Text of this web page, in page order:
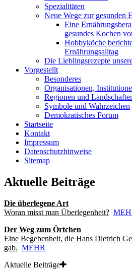
Spezialitäten
Neue Wege zur gesunden
Eine
gesundes Kochen
Hobbyköche
Ernährungsalltag
Die Lieblingsrezepte
Vorgestellt
Besonderes
Organisationen,
Regionen und
Symbole und Wahrzeichen
Demokratisches Forum
Startseite
Kontakt
Impressum
Datenschutzhinweise
Sitemap
Aktuelle Beiträge
Die überlegene Art
Woran misst man Überlegenheit?
Der Weg zum Örtchen
Eine Begebenheit, die Hans Dietrich
gab. MEHR
Aktuelle Beiträge